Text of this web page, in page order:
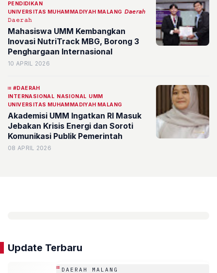
PENDIDIKAN
UNIVERSITAS MUHAMMADIYAH MALANG 𝘋𝘢𝘦𝘳𝘢𝘩
𝙳𝚊𝚎𝚛𝚊𝚑
Mahasiswa UMM Kembangkan
Inovasi NutriTrack MBG, Borong 3
Penghargaan Internasional
10 APRIL 2026
#DAERAH
INTERNASIONAL NASIONAL UMM
UNIVERSITAS MUHAMMADIYAH MALANG
Akademisi UMM Ingatkan RI Masuk
Jebakan Krisis Energi dan Soroti
Komunikasi Publik Pemerintah
08 APRIL 2026
Update Terbaru
DAERAH MALANG